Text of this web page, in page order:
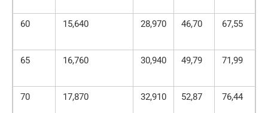
60 15,640 28,970 46,70 67,55
65 16,760 30,940 49,79 71,99
70 17,870 32,910 52,87 76,44